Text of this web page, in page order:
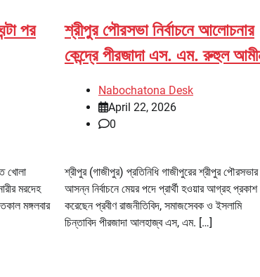
পর
খোলা
মরদেহ
মঙ্গলবার
শ্রীপুর পৌরসভা নির্বাচনে আলোচনার
কেন্দ্রে পীরজাদা এস. এম. রুহুল
Nabochatona Desk
April 22, 2026
0
শ্রীপুর (গাজীপুর) প্রতিনিধি গাজীপুরের শ্রীপুর পৌরসভার
আসন্ন নির্বাচনে মেয়র পদে প্রার্থী হওয়ার আগ্রহ প্রকাশ
করেছেন প্রবীণ রাজনীতিবিদ, সমাজসেবক ও ইসলামি
চিন্তাবিদ পীরজাদা আলহাজ্ব এস, এম. […]